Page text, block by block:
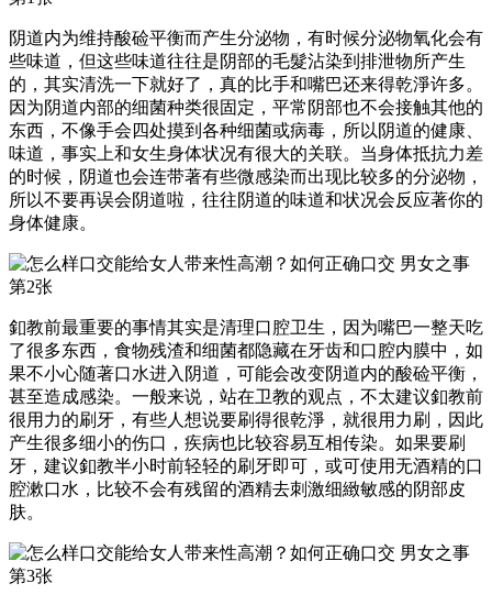
阴道内为维持酸硷平衡而产生分泌物，有时候分泌物氧化会有
些味道，但这些味道往往是阴部的毛髮沾染到排泄物所产生
的，其实清洗一下就好了，真的比手和嘴巴还来得乾淨许多。
因为阴道内部的细菌种类很固定，平常阴部也不会接触其他的
东西，不像手会四处摸到各种细菌或病毒，所以阴道的健康、
味道，事实上和女生身体状况有很大的关联。当身体抵抗力差
的时候，阴道也会连带著有些微感染而出现比较多的分泌物，
所以不要再误会阴道啦，往往阴道的味道和状况会反应著你的
身体健康。
釦教前最重要的事情其实是清理口腔卫生，因为嘴巴一整天吃
了很多东西，食物残渣和细菌都隐藏在牙齿和口腔内膜中，如
果不小心随著口水进入阴道，可能会改变阴道内的酸硷平衡，
甚至造成感染。一般来说，站在卫教的观点，不太建议釦教前
很用力的刷牙，有些人想说要刷得很乾淨，就很用力刷，因此
产生很多细小的伤口，疾病也比较容易互相传染。如果要刷
牙，建议釦教半小时前轻轻的刷牙即可，或可使用无酒精的口
腔漱口水，比较不会有残留的酒精去刺激细緻敏感的阴部皮
肤。